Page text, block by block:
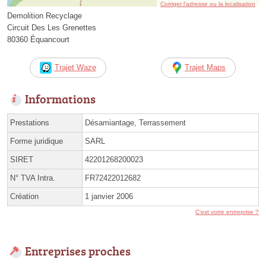
Corriger l’adresse ou la localisation
Demolition Recyclage
Circuit Des Les Grenettes
80360 Équancourt
Trajet Waze Trajet Maps
Informations
Prestations Désamiantage, Terrassement
Forme juridique SARL
SIRET 42201268200023
N° TVA Intra. FR72422012682
Création 1 janvier 2006
C'est votre entreprise ?
Entreprises proches